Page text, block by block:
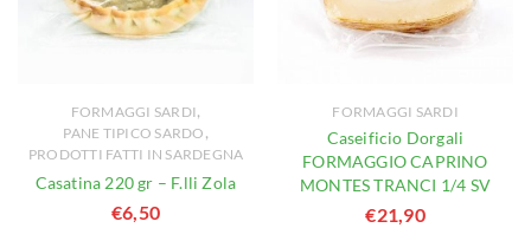
FORMAGGI SARDI,
PANE TIPICO SARDO ,
PRODOTTI FATTI IN SARDEGNA
Casatina 220 gr – F.lli Zola
€6,50
FORMAGGI SARDI
Caseificio Dorgali
FORMAGGIO CAPRINO
MONTES TRANCI 1/4 SV
€21,90